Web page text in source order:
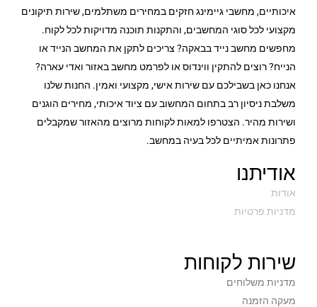
איכותיים, מחשבי גיימינג חזקים במחירים משתלמים, שירות תיקונים
מקצועי לכל סוגי המחשבים, והתקנות תוכנה מדויקות לכל לקוח.
מחפשים מחשב נייד בבאקה? צריכים לתקן את המחשב הנייד או
הנייח? רוצים להתקין ווינדוס או לפרמט מחשב באזור ואדי עארה?
אנחנו כאן בשבילכם עם שירות אישי, מקצועי ואמין. החנות שלנו
משלבת ניסיון רב בתחום המחשוב עם ציוד איכותי, מחירים הוגנים
ושירות מהיר. הצטרפו למאות לקוחות מרוצים מהאזור שמקבלים
פתרונות אמיתיים לכל בעיה במחשב.
אודיתנו
אודות
מדניות פרטיות
שירות לקוחות
מדניות משלוחים
מעקה הזמנה